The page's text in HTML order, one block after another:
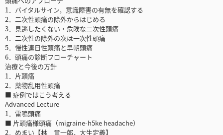
1．バイタルサイン，意識障害の有無を確認する
2．二次性頭痛の除外からはじめる
3．見逃したくない・危険な二次性頭痛
4．二次性の除外の次は一次性頭痛
5．慢性連日性頭痛と早朝頭痛
6．頭痛の診断フローチャート
治療と今後の方針
1．片頭痛
2．薬物乱用性頭痛
■ 症例ではこう考える
Advanced Lecture
1．雷鳴頭痛
■ 片頭痛様頭痛（migraine-h5ke headache）
2．めまい【林 竜一郎，大生定義】